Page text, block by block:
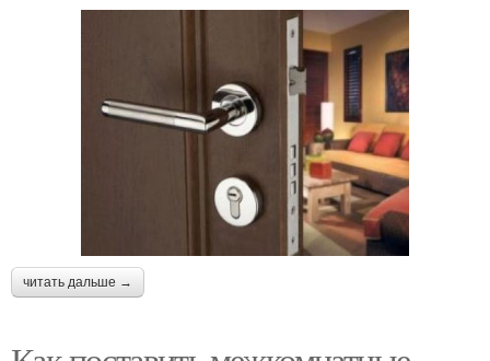
читать дальше →